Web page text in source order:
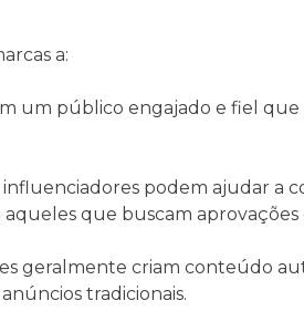
a:
um público engajado e fiel
podem ajudar a
que buscam aprovações
geralmente criam conteúdo
tradicionais.